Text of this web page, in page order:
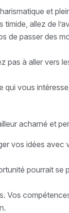
et
allez de
de passer des
pas à aller vers
vous
acharné et
vos idées
pourrait se